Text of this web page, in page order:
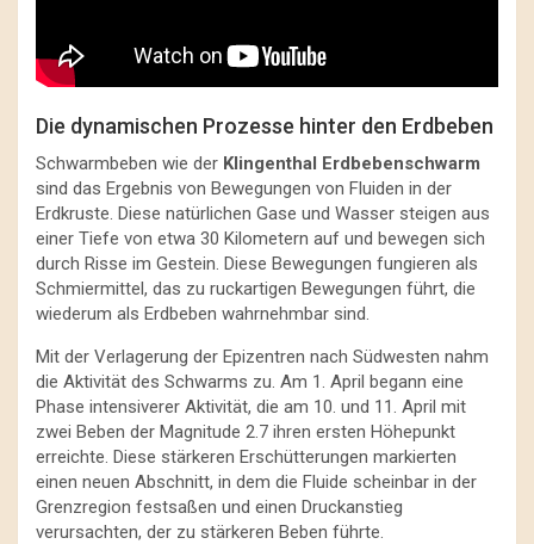
Die dynamischen Prozesse hinter den Erdbeben
Schwarmbeben wie der Klingenthal Erdbebenschwarm
sind das Ergebnis von Bewegungen von Fluiden in der
Erdkruste. Diese natürlichen Gase und Wasser steigen aus
einer Tiefe von etwa 30 Kilometern auf und bewegen sich
durch Risse im Gestein. Diese Bewegungen fungieren als
Schmiermittel, das zu ruckartigen Bewegungen führt, die
wiederum als Erdbeben wahrnehmbar sind.
Mit der Verlagerung der Epizentren nach Südwesten nahm
die Aktivität des Schwarms zu. Am 1. April begann eine
Phase intensiverer Aktivität, die am 10. und 11. April mit
zwei Beben der Magnitude 2.7 ihren ersten Höhepunkt
erreichte. Diese stärkeren Erschütterungen markierten
einen neuen Abschnitt, in dem die Fluide scheinbar in der
Grenzregion festsaßen und einen Druckanstieg
verursachten, der zu stärkeren Beben führte.